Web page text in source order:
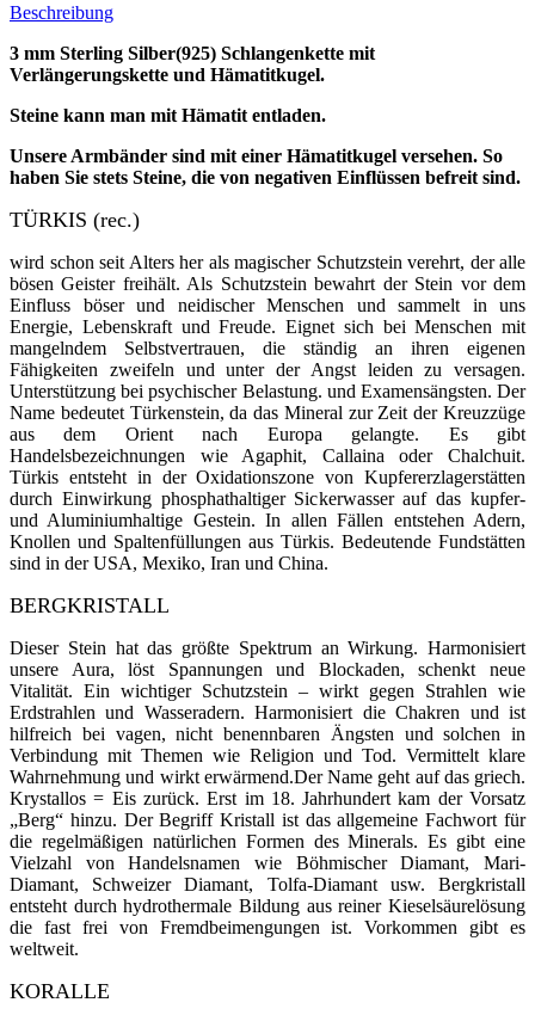
Beschreibung
3 mm Sterling Silber(925) Schlangenkette mit
Verlängerungskette und Hämatitkugel.
Steine kann man mit Hämatit entladen.
Unsere Armbänder sind mit einer Hämatitkugel versehen. So
haben Sie stets Steine, die von negativen Einflüssen befreit sind.
TÜRKIS (rec.)
wird schon seit Alters her als magischer Schutzstein verehrt, der alle
bösen Geister freihält. Als Schutzstein bewahrt der Stein vor dem
Einfluss böser und neidischer Menschen und sammelt in uns
Energie, Lebenskraft und Freude. Eignet sich bei Menschen mit
mangelndem Selbstvertrauen, die ständig an ihren eigenen
Fähigkeiten zweifeln und unter der Angst leiden zu versagen.
Unterstützung bei psychischer Belastung. und Examensängsten. Der
Name bedeutet Türkenstein, da das Mineral zur Zeit der Kreuzzüge
aus dem Orient nach Europa ge­langte. Es gibt
Handelsbezeichnungen wie Agaphit, Callaina oder Chalchuit.
Türkis entsteht in der Oxi­dationszone von Kupfer­erzlagerstätten
durch Einwirkung phosphathaltiger Sickerwasser auf das kupfer-
und Aluminiumhaltige Gestein. In allen Fällen entstehen Adern,
Knollen und Spaltenfüllungen aus Tür­kis. Bedeutende Fundstätten
sind in der USA, Mexiko, Iran und China.
BERGKRISTALL
Dieser Stein hat das größte Spektrum an Wirkung. Harmonisiert
unsere Aura, löst Spannungen und Blockaden, schenkt neue
Vitalität. Ein wichtiger Schutzstein – wirkt gegen Strahlen wie
Erdstrahlen und Wasseradern. Harmonisiert die Chakren und ist
hilfreich bei vagen, nicht benennbaren Ängsten und solchen in
Verbindung mit Themen wie Religion und Tod. Vermittelt klare
Wahrnehmung und wirkt erwärmend.Der Name geht auf das griech.
Krystallos = Eis zurück. Erst im 18. Jahrhundert kam der Vorsatz
„Berg“ hinzu. Der Begriff Kristall ist das allgemeine Fachwort für
die regelmäßigen natürlichen For­men des Mi­nerals. Es gibt eine
Viel­zahl von Handelsnamen wie Böhmischer Diamant, Mari-
Diamant, Schweizer Diamant, Tolfa-Diamant usw. Berg­kristall
entsteht durch hydrothermale Bildung aus rei­ner Kieselsäurelö­sung
die fast frei von Fremdbeimengungen ist. Vorkommen gibt es
weltweit.
KORALLE